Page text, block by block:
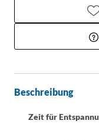
Beschreibung
Zeit für